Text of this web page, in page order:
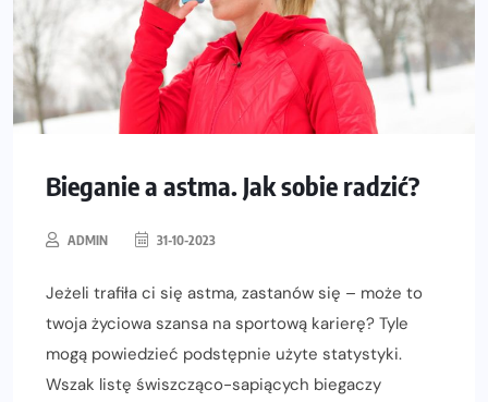
Bieganie a astma. Jak sobie radzić?
ADMIN 31-10-2023
Jeżeli trafiła ci się astma, zastanów się – może to
twoja życiowa szansa na sportową karierę? Tyle
mogą powiedzieć podstępnie użyte statystyki.
Wszak listę świszcząco-sapiących biegaczy